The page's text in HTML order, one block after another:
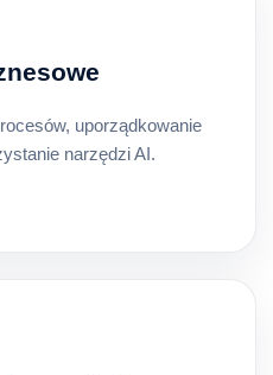
uporządkowanie
narzędzi AI.